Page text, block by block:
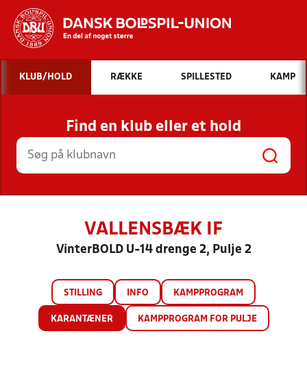
Hvad vil du søge efter?
INDHOLD OG NYHEDER
STILLINGER, RESULTATER, KLUBBER OG
HOLD
KLUB/HOLD RÆKKE SPILLESTED KAMP
Find en klub eller et hold
VALLENSBÆK IF
VinterBOLD U-14 drenge 2, Pulje 2
STILLING INFO KAMPPROGRAM
KARANTÆNER KAMPPROGRAM FOR PULJE